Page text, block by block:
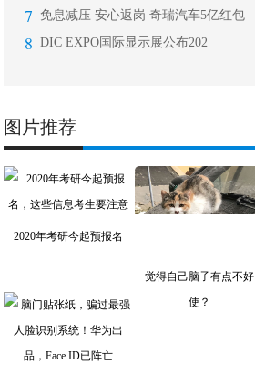
7 免息减压 安心返岗 奇瑞汽车5亿红包
8 DIC EXPO国际显示展公布202
图片推荐
2020年考研今起预报名
觉得自己脑子有点不好
使？